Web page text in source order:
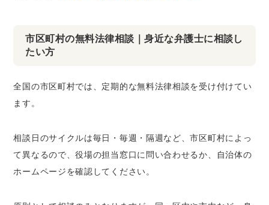
市区町村の無料法律相談｜身近な弁護士に相談し
たい方
全国の市区町村では、定期的な無料法律相談を受け付けてい
ます。
相談日のサイクルは毎日・毎週・隔週など、市区町村によっ
て異なるので、役場の担当窓口に問い合わせるか、自治体の
ホームページを確認してください。